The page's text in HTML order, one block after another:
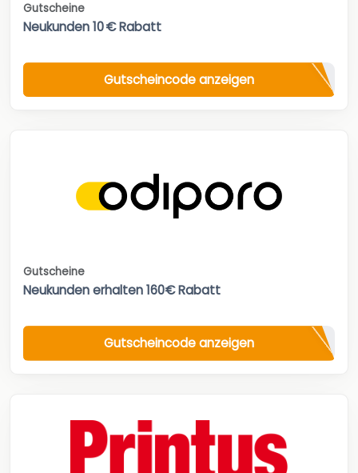
Gutscheine
Neukunden 10 € Rabatt
Gutscheincode anzeigen
Gutscheine
Neukunden erhalten 160€ Rabatt
Gutscheincode anzeigen